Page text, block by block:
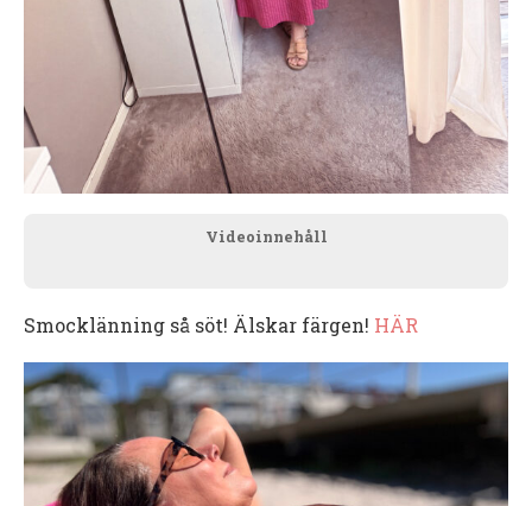
Videoinnehåll
Smocklänning så söt! Älskar färgen! HÄR